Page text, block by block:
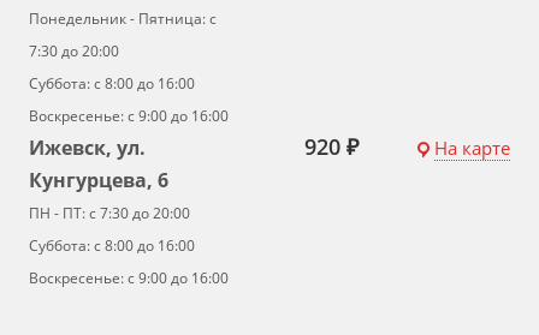
Понедельник - Пятница: с
7:30 до 20:00
Суббота: с 8:00 до 16:00
Воскресенье: с 9:00 до 16:00
Ижевск, ул.
Кунгурцева, 6
ПН - ПТ: с 7:30 до 20:00
Суббота: с 8:00 до 16:00
Воскресенье: с 9:00 до 16:00
920 ₽ На карте